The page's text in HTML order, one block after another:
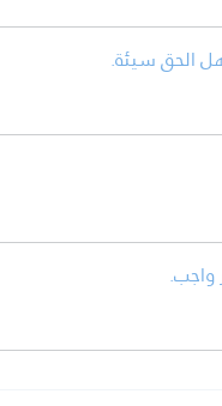
الحق سيئة.
واجب.